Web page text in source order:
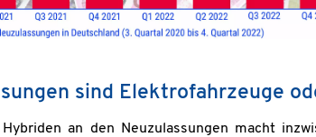
sind Elektrofahrzeuge
an den Neuzulassungen macht